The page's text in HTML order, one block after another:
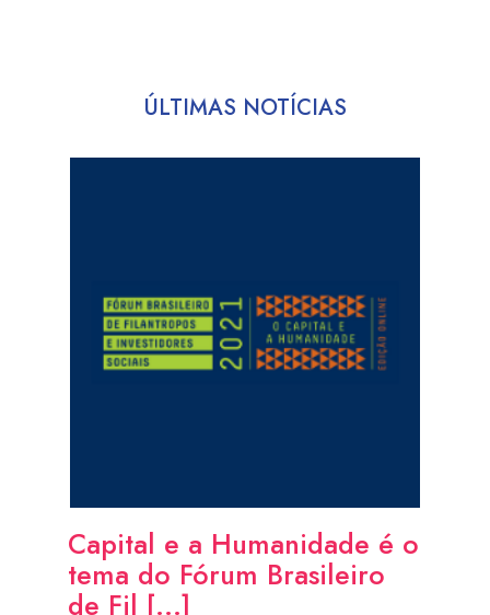
ÚLTIMAS NOTÍCIAS
Capital e a Humanidade é o
tema do Fórum Brasileiro
de Fil [...]